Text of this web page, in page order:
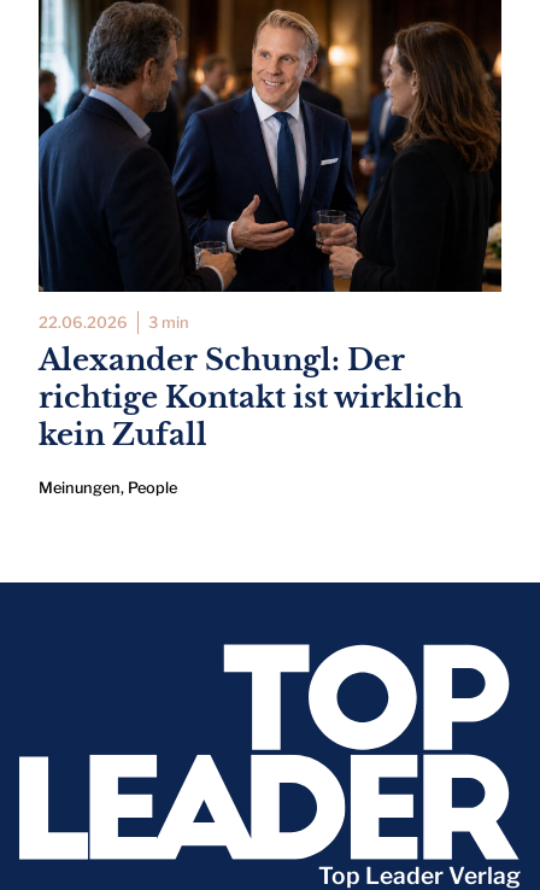
22.06.2026 3 min
Alexander Schungl: Der
richtige Kontakt ist wirklich
kein Zufall
Meinungen, People
Top Leader Verlag